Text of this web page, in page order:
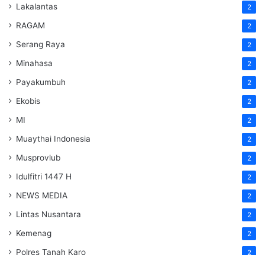
Lakalantas 2
RAGAM 2
Serang Raya 2
Minahasa 2
Payakumbuh 2
Ekobis 2
MI 2
Muaythai Indonesia 2
Musprovlub 2
Idulfitri 1447 H 2
NEWS MEDIA 2
Lintas Nusantara 2
Kemenag 2
Polres Tanah Karo 2